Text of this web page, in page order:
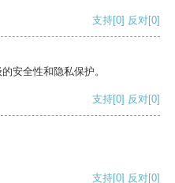
支持[0] 反对[0]
安全性和隐私保护。
支持[0] 反对[0]
支持[0] 反对[0]